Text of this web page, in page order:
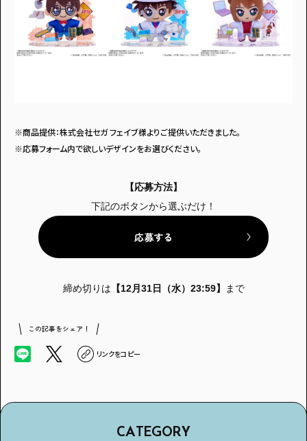
※商品提供：株式会社セガ フェイブ様よりご提供いただきました。
※応募フォーム内で欲しいデザインをお選びください。
【応募方法】
下記のボタンから選ぶだけ！
応募する
締め切りは 【12月31日（水）23:59】 まで
この記事をシェア！
リンクをコピー
CATEGORY